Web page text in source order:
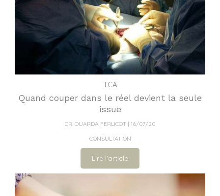
TCA
Quand couper dans le réel devient la seule
issue
DR. OUARDA FERLICOT 16/07/20
CONSULTATION
Lire l'article